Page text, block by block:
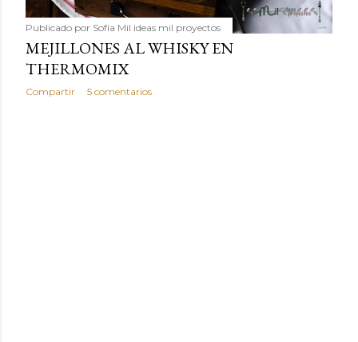
Publicado por Sofía Mil ideas mil proyectos
MEJILLONES AL WHISKY EN
THERMOMIX
Compartir 5 comentarios